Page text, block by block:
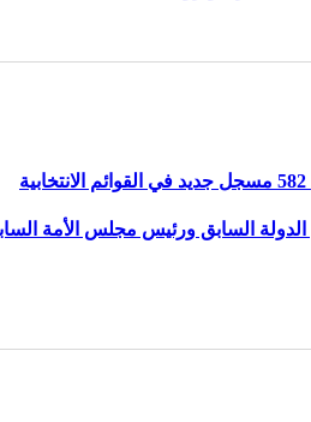
السابق ورئيس مجلس الأمة